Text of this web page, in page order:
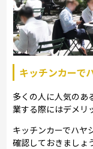
キッチンカーで
多くの人に人気のあ
業する際にはデメリ
キッチンカーでハヤ
確認しておきましょ